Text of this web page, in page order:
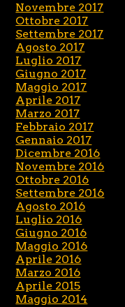
Novembre 2017
Ottobre 2017
Settembre 2017
Agosto 2017
Luglio 2017
Giugno 2017
Maggio 2017
Aprile 2017
Marzo 2017
Febbraio 2017
Gennaio 2017
Dicembre 2016
Novembre 2016
Ottobre 2016
Settembre 2016
Agosto 2016
Luglio 2016
Giugno 2016
Maggio 2016
Aprile 2016
Marzo 2016
Aprile 2015
Maggio 2014